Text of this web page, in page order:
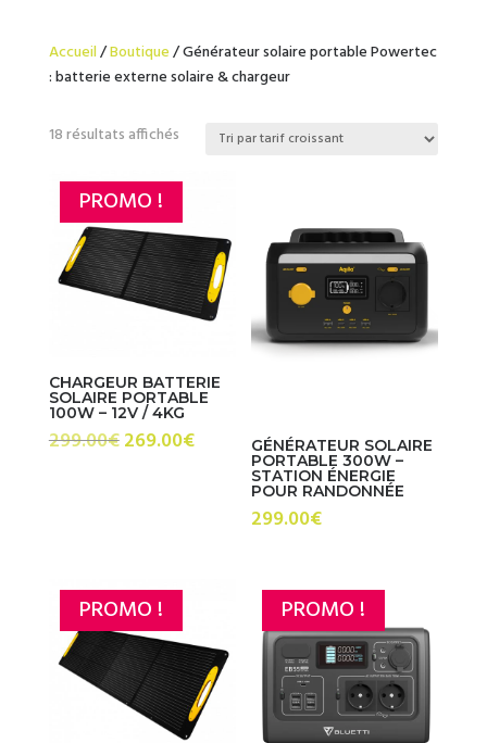
Accueil/Boutique/ Générateur solaire portable Powertec
: batterie externe solaire & chargeur
18 résultats affichésTrié
prix
PROMO !
CHARGEUR BATTERIE
SOLAIRE PORTABLE
100W – 12V / 4KG
299.00€Le
269.00€Le
GÉNÉRATEUR SOLAIRE
PORTABLE 300W –
STATION ÉNERGIE
POUR RANDONNÉE
299.00€
PROMO ! PROMO !